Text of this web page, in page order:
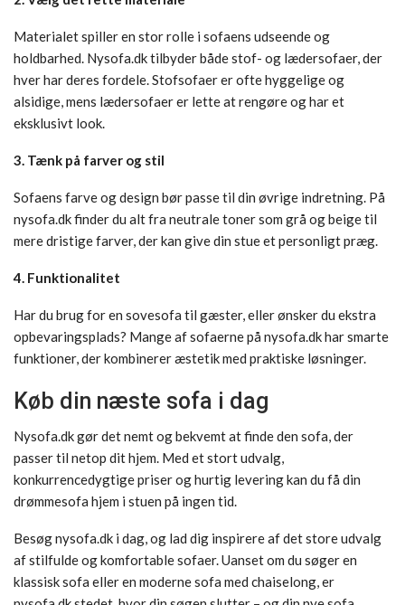
Materialet spiller en stor rolle i sofaens udseende og
holdbarhed. Nysofa.dk tilbyder både stof- og lædersofaer, der
hver har deres fordele. Stofsofaer er ofte hyggelige og
alsidige, mens lædersofaer er lette at rengøre og har et
eksklusivt look.
3. Tænk på farver og stil
Sofaens farve og design bør passe til din øvrige indretning. På
nysofa.dk finder du alt fra neutrale toner som grå og beige til
mere dristige farver, der kan give din stue et personligt præg.
4. Funktionalitet
Har du brug for en sovesofa til gæster, eller ønsker du ekstra
opbevaringsplads? Mange af sofaerne på nysofa.dk har smarte
funktioner, der kombinerer æstetik med praktiske løsninger.
Køb din næste sofa i dag
Nysofa.dk gør det nemt og bekvemt at finde den sofa, der
passer til netop dit hjem. Med et stort udvalg,
konkurrencedygtige priser og hurtig levering kan du få din
drømmesofa hjem i stuen på ingen tid.
Besøg nysofa.dk i dag, og lad dig inspirere af det store udvalg
af stilfulde og komfortable sofaer. Uanset om du søger en
klassisk sofa eller en moderne sofa med chaiselong, er